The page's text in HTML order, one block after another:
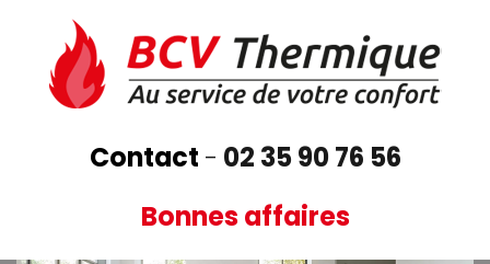
au
contenu
principal
Contact - 02 35 90 76 56
Bonnes affaires